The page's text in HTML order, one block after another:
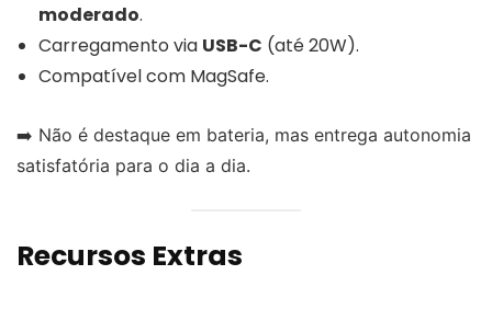
moderado.
Carregamento via USB-C (até 20W).
Compatível com MagSafe.
➡️ Não é destaque em bateria, mas entrega autonomia
satisfatória para o dia a dia.
Recursos Extras